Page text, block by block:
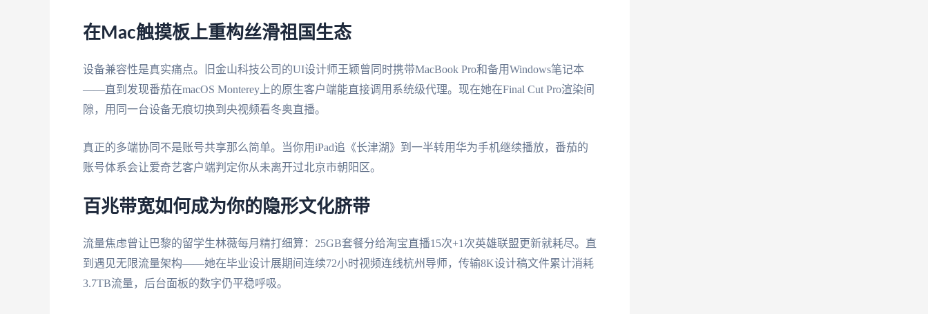
在Mac触摸板上重构丝滑祖国生态
设备兼容性是真实痛点。旧金山科技公司的UI设计师王颖曾同时携带MacBook Pro和备用Windows笔记本
——直到发现番茄在macOS Monterey上的原生客户端能直接调用系统级代理。现在她在Final Cut Pro渲染间
隙，用同一台设备无痕切换到央视频看冬奥直播。
真正的多端协同不是账号共享那么简单。当你用iPad追《长津湖》到一半转用华为手机继续播放，番茄的
账号体系会让爱奇艺客户端判定你从未离开过北京市朝阳区。
百兆带宽如何成为你的隐形文化脐带
流量焦虑曾让巴黎的留学生林薇每月精打细算：25GB套餐分给淘宝直播15次+1次英雄联盟更新就耗尽。直
到遇见无限流量架构——她在毕业设计展期间连续72小时视频连线杭州导师，传输8K设计稿文件累计消耗
3.7TB流量，后台面板的数字仍平稳呼吸。